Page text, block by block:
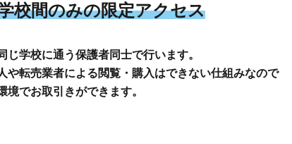
校間のみの限定アクセス
じ学校に通う保護者同⼠で⾏います。
や転売業者による閲覧・購⼊はできない仕組みなので
境でお取引きができます。